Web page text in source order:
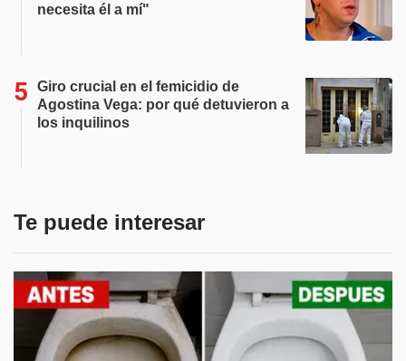
necesita él a mí"
Giro crucial en el femicidio de
Agostina Vega: por qué detuvieron a
los inquilinos
Te puede interesar